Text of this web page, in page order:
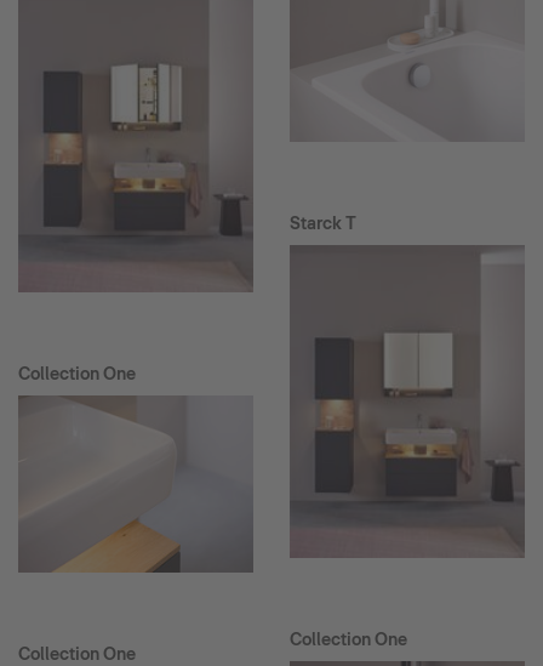
Collection One
Collection One
Starck T
Collection One